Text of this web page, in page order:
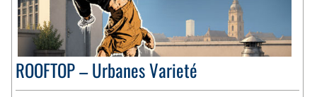
ROOFTOP – Urbanes Varieté